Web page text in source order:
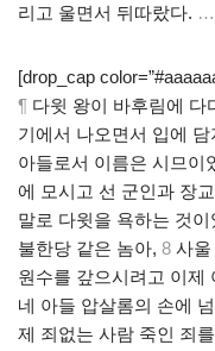
리고 울면서 뒤따랐다. …
[drop_cap
¶ 다윗 왕이 바후림에 다
기에서 나오면서 입에
아들로서 이름은 시므이
에 모시고 선 군인과 장
말로 다윗을 욕하는 것
불한당 같은 놈아, 8 사울
원수를 갚으시려고 이제
네 아들 압살롬의 손에
제 죄없는 사람 죽인 죄